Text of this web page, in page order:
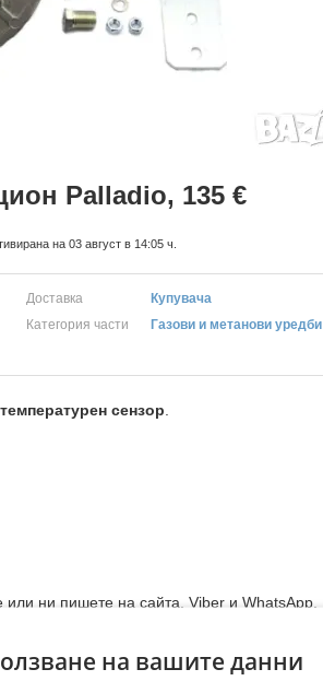
Palladio, 135 €
на 03 август в 14:05 ч.
Доставка
Купувача
Категория части
Газови и метанови уредби
сензор
ни пишете на сайта, Viber и WhatsApp.
на вашите данни